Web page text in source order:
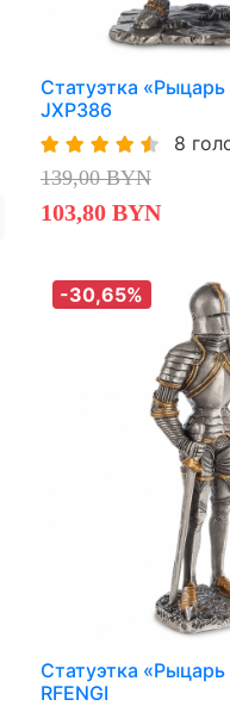
Статуэтка
JXP386
8
139,00 BYN
103,80 BYN
-30,65%
Статуэтка «Рыцарь
RFENGI